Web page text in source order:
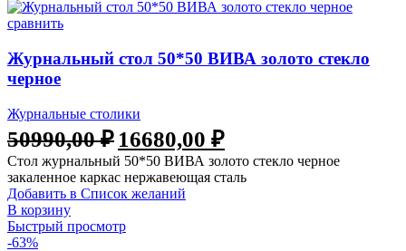
сравнить
Журнальный стол 50*50 ВИВА золото стекло
черное
Журнальные столики
50990,00₽ 16680,00 ₽
Стол журнальный 50*50 ВИВА золото стекло черное
закаленное каркас нержавеющая сталь
Добавить в Список желаний
В корзину
Быстрый просмотр
-63%